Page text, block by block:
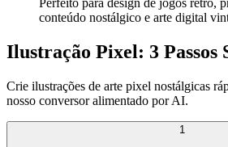
Perfeito para design de jogos retrô,
conteúdo nostálgico e arte digital
Ilustração Pixel: 3 Passos
Crie ilustrações de arte pixel nostálgicas
nosso conversor alimentado por AI.
1